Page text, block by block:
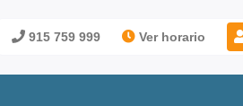
915 759 999 Ver horario